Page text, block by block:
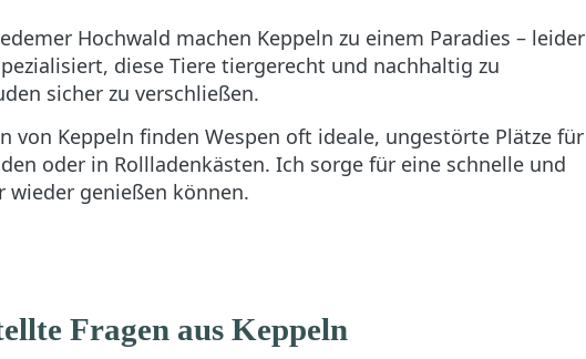
Hochwald machen Keppeln zu einem Paradies – leider
diese Tiere tiergerecht und nachhaltig zu
sicher zu verschließen.
von Keppeln finden Wespen oft ideale, ungestörte Plätze für
oder in Rollladenkästen. Ich sorge für eine schnelle und
wieder genießen können.
Fragen aus Keppeln